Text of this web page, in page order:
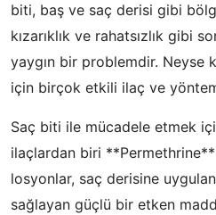
biti, baş ve saç derisi gibi
kızarıklık ve rahatsızlık gibi
yaygın bir problemdir. Neyse
için birçok etkili ilaç ve
Saç biti ile mücadele etmek
ilaçlardan biri **Permethrine**
losyonlar, saç derisine
sağlayan güçlü bir etken